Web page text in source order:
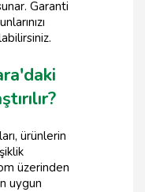
Garanti
ürünlerin
üzerinden
uygun